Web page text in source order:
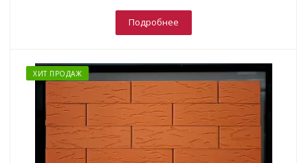
Подробнее
ХИТ ПРОДАЖ